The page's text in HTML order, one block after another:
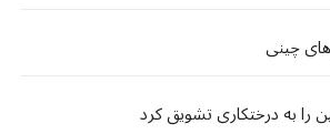
چینی
به درختکاری تشویق کرد